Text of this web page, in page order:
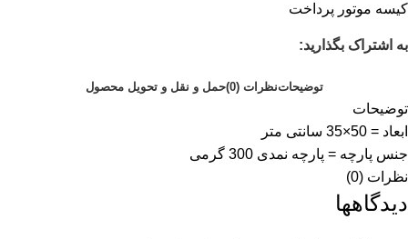
کیسه موتور پرداخت
به اشتراک بگذارید:
توضیحاتنظرات (0) حمل و نقل و تحویل محصول
توضیحات
ابعاد = 50×35 سانتی متر
جنس پارچه = پارچه نمدی 300 گرمی
نظرات (0)
دیدگاهها